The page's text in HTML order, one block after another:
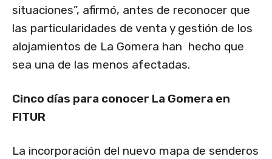
situaciones”, afirmó, antes de reconocer que
las particularidades de venta y gestión de los
alojamientos de La Gomera han hecho que
sea una de las menos afectadas.
Cinco días para conocer La Gomera en
FITUR
La incorporación del nuevo mapa de senderos